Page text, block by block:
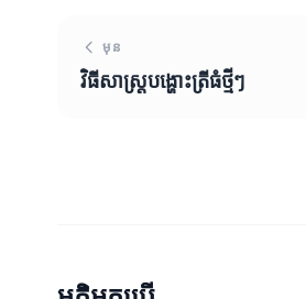
មុន
វិធីសាស្ត្របង្ហោះត្រីធំថ្មីៗ